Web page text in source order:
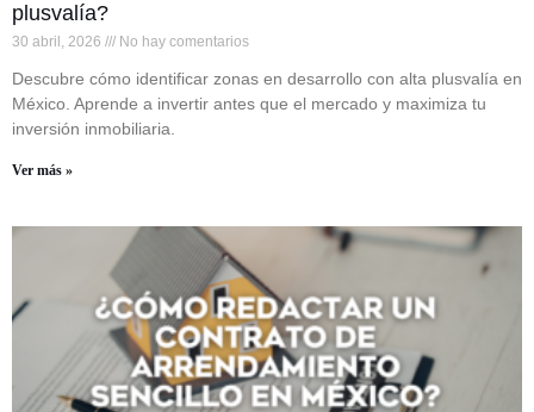
plusvalía?
30 abril, 2026 No hay comentarios
Descubre cómo identificar zonas en desarrollo con alta plusvalía en
México. Aprende a invertir antes que el mercado y maximiza tu
inversión inmobiliaria.
Ver más »